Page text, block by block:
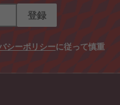
登録
シーポリシーに従って慎重